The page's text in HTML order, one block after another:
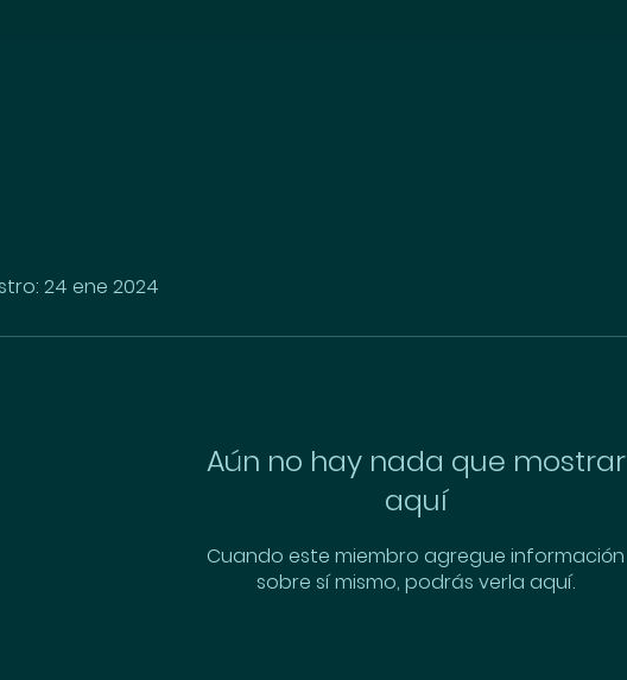
24 ene 2024
Aún no hay nada que mostrar
aquí
Cuando este miembro agregue información
sobre sí mismo, podrás verla aquí.